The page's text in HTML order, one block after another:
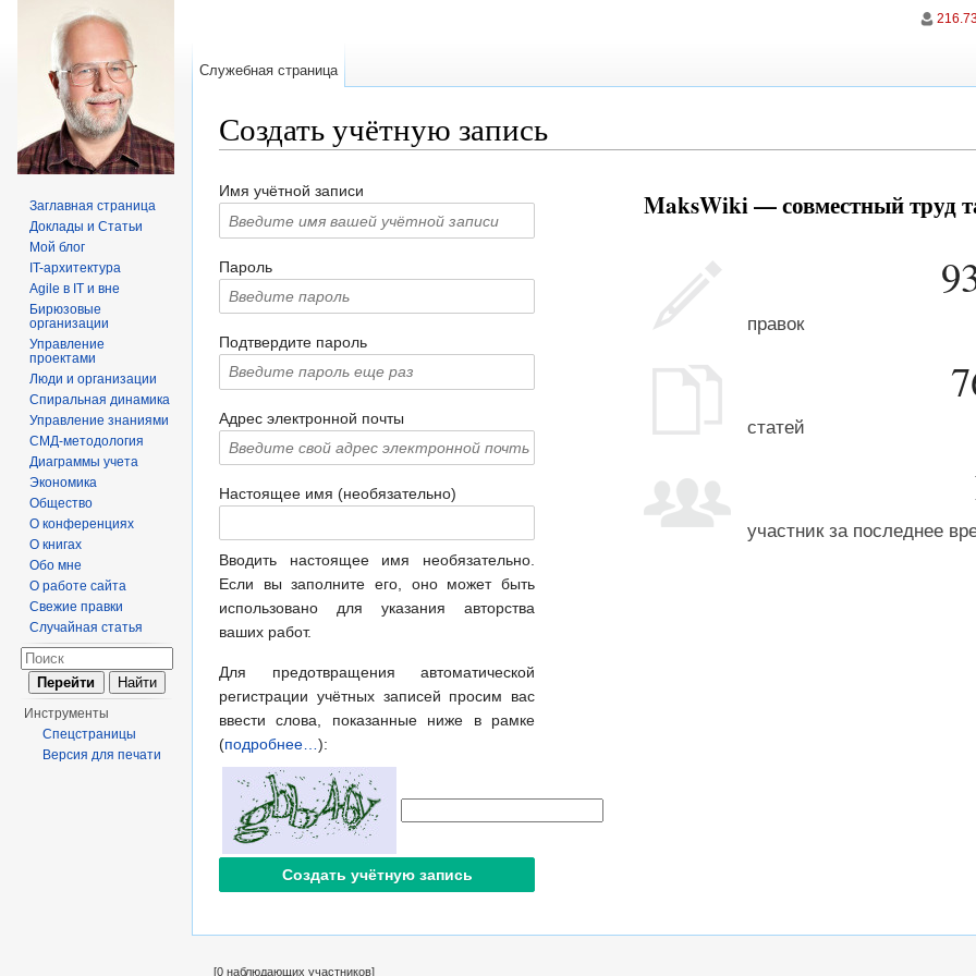
Создать учётную запись
Имя учётной записи
Пароль
Подтвердите пароль
Адрес электронной почты
Настоящее имя (необязательно)
Вводить настоящее имя необязательно.
Если вы заполните его, оно может быть
использовано для указания авторства
ваших работ.
Для предотвращения автоматической
регистрации учётных записей просим вас
ввести слова, показанные ниже в рамке
(подробнее…):
MaksWiki — совместный труд
правок
статей
участник за последнее
Служебная страница
Заглавная страница
Доклады и Статьи
Мой блог
IT-архитектура
Agile в IT и вне
Бирюзовые
организации
Управление
проектами
Люди и организации
Спиральная динамика
Управление знаниями
СМД-методология
Диаграммы учета
Экономика
Общество
О конференциях
О книгах
Обо мне
О работе сайта
Свежие правки
Случайная статья
Инструменты
Спецстраницы
Версия для печати
[0 наблюдающих участников]